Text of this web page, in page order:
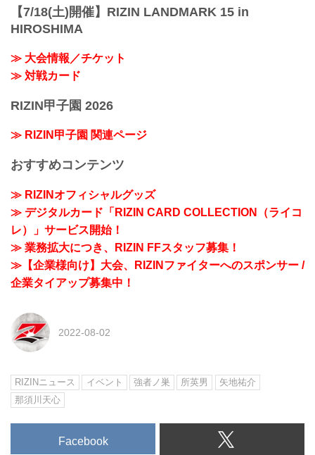
【7/18(土)開催】RIZIN LANDMARK 15 in
HIROSHIMA
≫ 大会情報／チケット
≫ 対戦カード
RIZIN甲子園 2026
≫ RIZIN甲子園 関連ページ
おすすめコンテンツ
≫ RIZINオフィシャルグッズ
≫ デジタルカード「RIZIN CARD COLLECTION（ライコ
レ）」サービス開始！
≫ 業務拡大につき、RIZIN FFスタッフ募集！
≫【企業様向け】大会、RIZINファイターへのスポンサー /
企業タイアップ募集中！
2022-08-02
RIZINニュース イベント 強者ノ巣 所英男
矢地祐介
那須川天心
Facebook